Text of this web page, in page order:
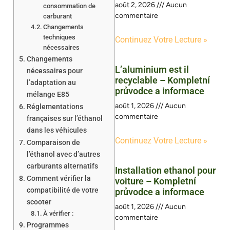
consommation de
carburant
Changements
techniques
nécessaires
Changements
nécessaires pour
l’adaptation au
mélange E85
Réglementations
françaises sur l’éthanol
dans les véhicules
Comparaison de
l’éthanol avec d’autres
carburants alternatifs
Comment vérifier la
compatibilité de votre
scooter
À vérifier :
Programmes
août 2, 2026
Aucun
commentaire
Continuez Votre Lecture »
L’aluminium est il
recyclable – Kompletní
průvodce a informace
août 1, 2026
Aucun
commentaire
Continuez Votre Lecture »
Installation ethanol pour
voiture – Kompletní
průvodce a informace
août 1, 2026
Aucun
commentaire